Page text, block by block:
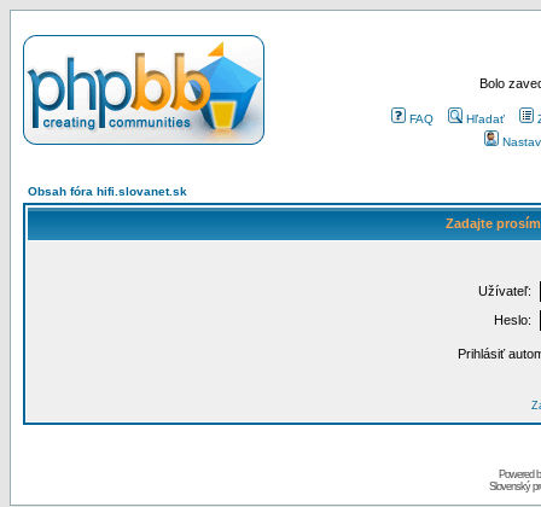
Bolo
FAQ Hľadať
Obsah fóra hifi.slovanet.sk
Zadajte
Užívateľ:
Heslo:
Prihlásiť
Powered
Slovenský